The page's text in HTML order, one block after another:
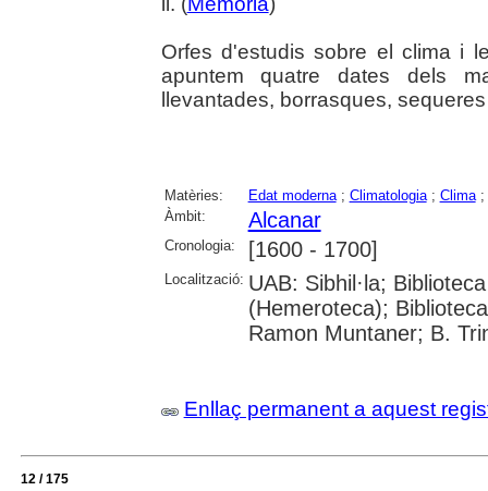
Orfes d'estudis sobre el clima i
apuntem quatre dates dels
llevantades, borrasques,
Matèries: Edat moderna; Climatologia; Clima;
Àmbit:
Alcanar
Cronologia: [1600 - 1700]
Localització: UAB: Sibhil·la;
(Hemeroteca);
Ramon Muntaner; B.
Enllaç permanent a aquest
12 / 175